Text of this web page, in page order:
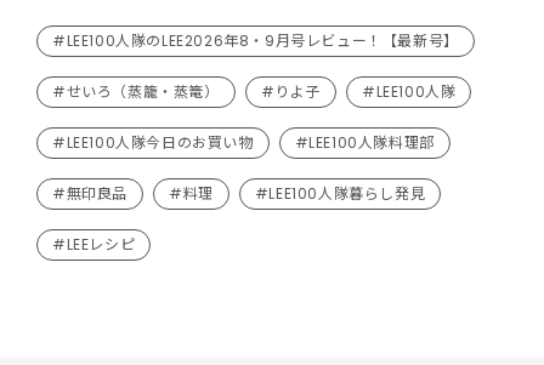
#LEE100人隊のLEE2026年8・9月号レビュー！【最新号】
#せいろ（蒸籠・蒸篭） #りよ子 #LEE100人隊
#LEE100人隊今日のお買い物 #LEE100人隊料理部
#無印良品 #料理 #LEE100人隊暮らし発見
#LEEレシピ